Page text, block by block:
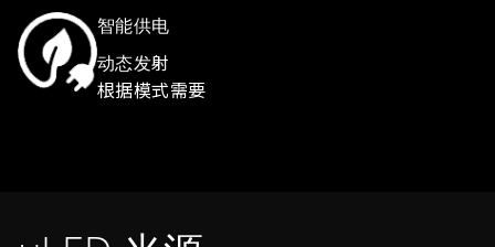
通过和多功能ASIC的集成，实现了集照明和控制于一体的
Micro LED矩阵光源。
照明技术-16,384 颗高辉度Micro LED 实现了高负载下的